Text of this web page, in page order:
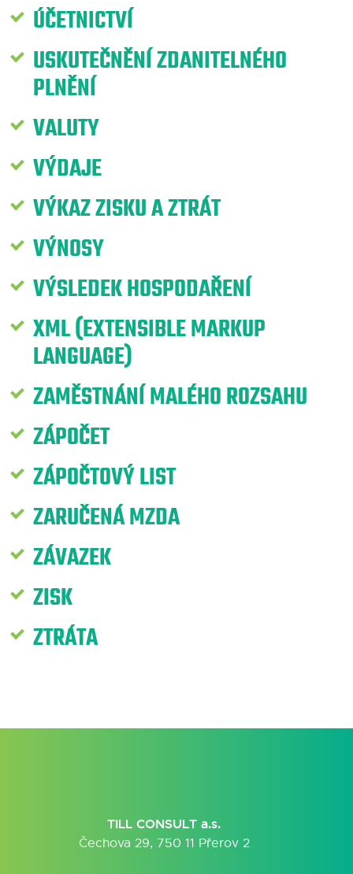
ÚČETNICTVÍ
USKUTEČNĚNÍ ZDANITELNÉHO
PLNĚNÍ
VALUTY
VÝDAJE
VÝKAZ ZISKU A ZTRÁT
VÝNOSY
VÝSLEDEK HOSPODAŘENÍ
XML (EXTENSIBLE MARKUP
LANGUAGE)
ZAMĚSTNÁNÍ MALÉHO ROZSAHU
ZÁPOČET
ZÁPOČTOVÝ LIST
ZARUČENÁ MZDA
ZÁVAZEK
ZISK
ZTRÁTA
TILL CONSULT a.s.
Čechova 29, 750 11 Přerov 2